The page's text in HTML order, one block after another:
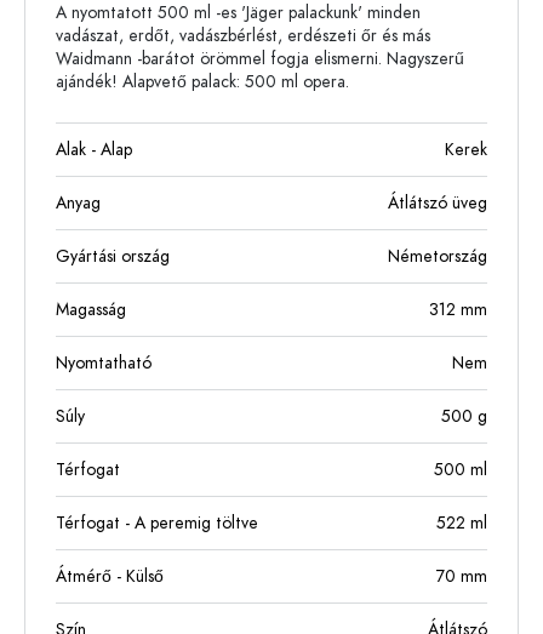
A nyomtatott 500 ml -es 'Jäger palackunk' minden
vadászat, erdőt, vadászbérlést, erdészeti őr és más
Waidmann -barátot örömmel fogja elismerni. Nagyszerű
ajándék! Alapvető palack: 500 ml opera.
Alak - Alap Kerek
Anyag Átlátszó üveg
Gyártási ország Németország
Magasság 312 mm
Nyomtatható Nem
Súly 500 g
Térfogat 500 ml
Térfogat - A peremig töltve 522 ml
Átmérő - Külső 70 mm